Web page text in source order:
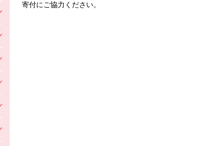
寄付にご協力ください。